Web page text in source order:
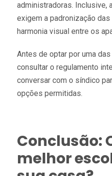
administradoras. Inclusive,
exigem a padronização
harmonia visual entre os
Antes de optar por uma
consultar o regulamento
conversar com o síndico
opções permitidas.
Conclusão:
melhor